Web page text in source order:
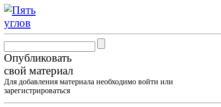
Опубликовать
свой материал
Для добавления материала необходимо войти или
зарегистрироваться